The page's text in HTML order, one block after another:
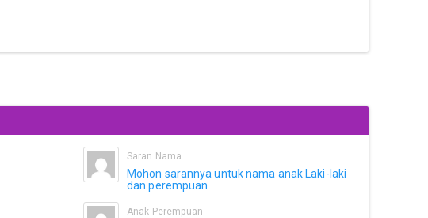
Saran Nama
Mohon sarannya untuk nama anak Laki-laki
dan perempuan
Anak Perempuan